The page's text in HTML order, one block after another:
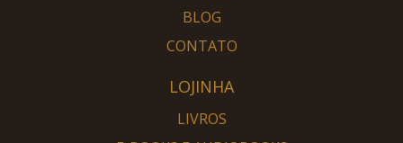
BLOG
CONTATO
LOJINHA
LIVROS